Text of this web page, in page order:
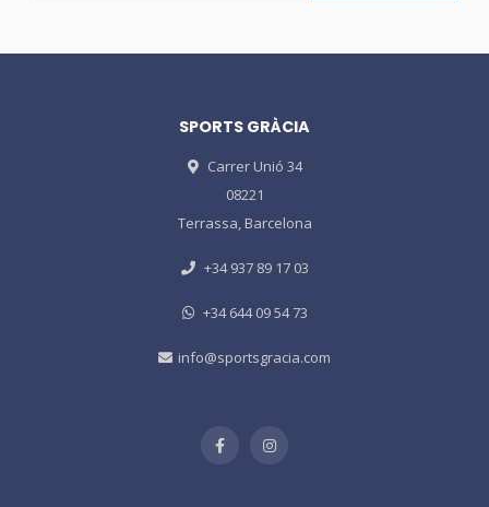
SPORTS GRÀCIA
Carrer Unió 34
08221
Terrassa, Barcelona
+34 937 89 17 03
+34 644 09 54 73
info@sportsgracia.com